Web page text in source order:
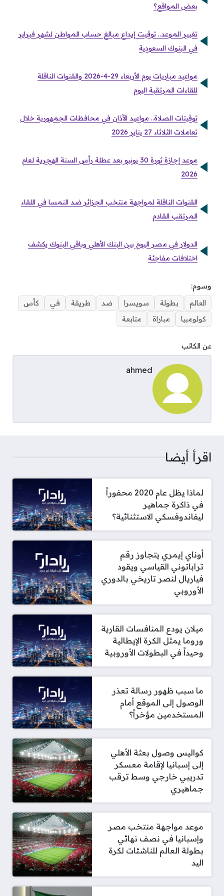
بعض المواقع؟
تغيير الموعد.. توقيت إيداع مبالغ حساب المواطن لشهر فبراير
في البنوك السعودية
مواعيد مباريات يوم الأربعاء 29-4-2026 والقنوات الناقلة
للقاءات المرتقبة اليوم
توقيتات الصلاة.. مواعيد الآذان في محافظات الجمهورية خلال
تعاملات الثلاثاء 27 يناير 2026
موعد إجازة ثورة 30 يونيو بعد عطلة رأس السنة الهجرية لعام
2026
القنوات الناقلة لمواجهة منتخب الجزائر ضد النمسا في اللقاء
المرتقب القادم
الدولار في مصر اليوم بين البنك الأهلي وباقي البنوك يكشف
اختلافات مفاجئة
وسوم:
العالم
بطولة سويسرا ضد طريقة في
كأس
كولومبيا
مباراة متابعة
عن الكاتب
ahmed
اقرأ أيضا
لماذا يظل عام 2020 محفوراً
في ذاكرة جماهير
ليفاندوفسكي الاستثنائية؟
أوناي إيمري يتجاوز رقم
تراباتوني القياسي ويقود
فياريال لنصر تاريخي بالدوري
الأوروبي
ميلان يودع المنافسات القارية
وروما يمثل الكرة الإيطالية
وحيداً في البطولات الأوروبية
ما سبب ظهور رسالة تعذر
الوصول إلى الموقع أمام
المستخدمين مؤخراً؟
كواليس وصول بعثة الأهلي
إلى إسبانيا لإقامة معسكر
تدريبي خارجي وسط ترقب
جماهيري
موعد مواجهة منتخب مصر
وإسبانيا في نصف نهائي
بطولة العالم للناشئات لكرة
اليد